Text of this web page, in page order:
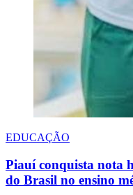
EDUCAÇÃO
Piauí conquista nota
do Brasil no ensino